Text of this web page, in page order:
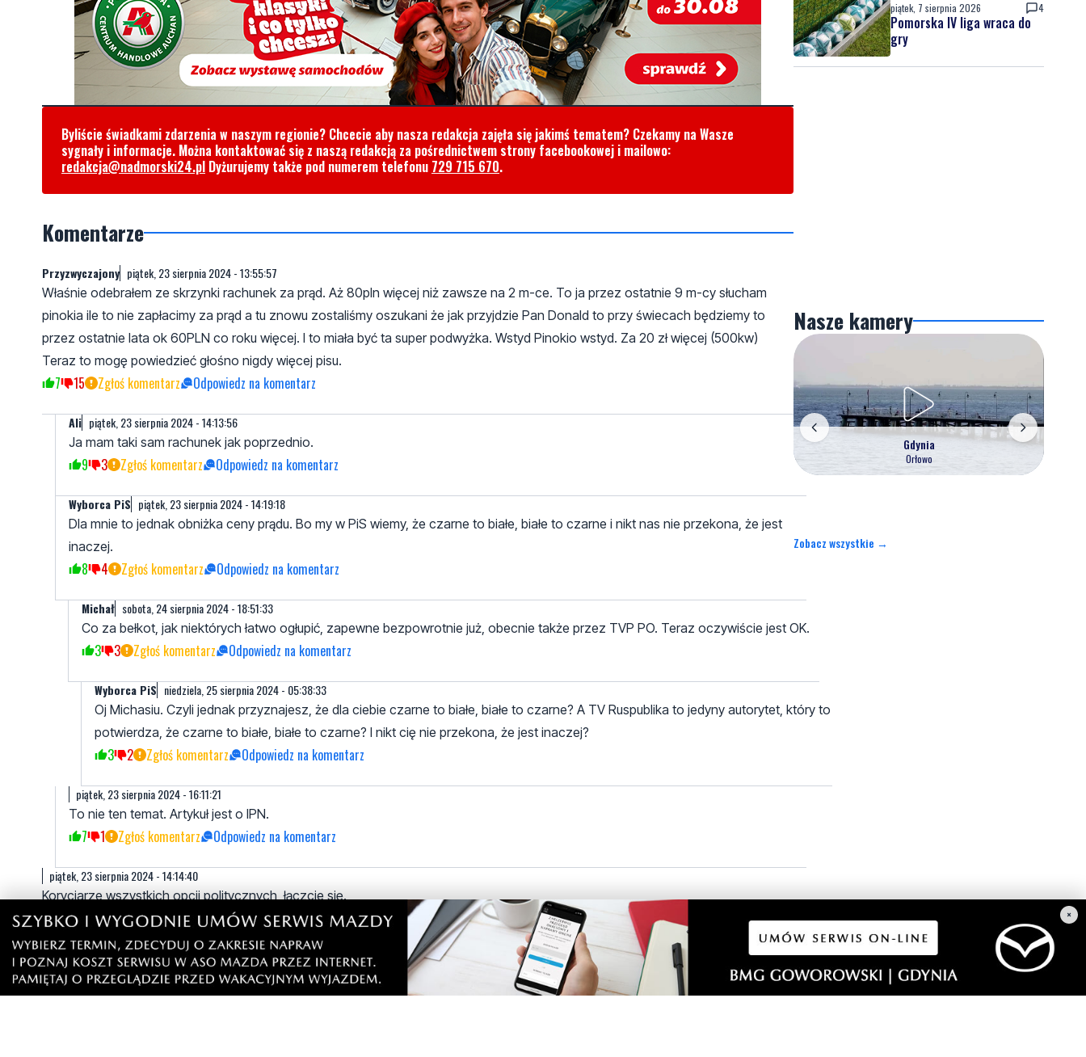
Byliście świadkami zdarzenia w naszym regionie? Chcecie aby nasza redakcja zajęła się jakimś tematem? Czekamy na Wasze
sygnały i informacje. Można kontaktować się z naszą redakcją za pośrednictwem strony facebookowej i mailowo:
redakcja@nadmorski24.pl Dyżurujemy także pod numerem telefonu 729 715 670.
Komentarze
Przyzwyczajony piątek, 23 sierpnia 2024 - 13:55:57
Właśnie odebrałem ze skrzynki rachunek za prąd. Aż 80pln więcej niż zawsze na 2 m-ce. To ja przez ostatnie 9 m-cy słucham
pinokia ile to nie zapłacimy za prąd a tu znowu zostaliśmy oszukani że jak przyjdzie Pan Donald to przy świecach będziemy to
przez ostatnie lata ok 60PLN co roku więcej. I to miała być ta super podwyżka. Wstyd Pinokio wstyd. Za 20 zł więcej (500kw)
Teraz to mogę powiedzieć głośno nigdy więcej pisu.
7 15 Zgłoś komentarz Odpowiedz na komentarz
AIi piątek, 23 sierpnia 2024 - 14:13:56
Ja mam taki sam rachunek jak poprzednio.
9 3 Zgłoś komentarz Odpowiedz na komentarz
Wyborca PiS piątek, 23 sierpnia 2024 - 14:19:18
Dla mnie to jednak obniżka ceny prądu. Bo my w PiS wiemy, że czarne to białe, białe to czarne i nikt nas nie przekona, że jest
inaczej.
8 4 Zgłoś komentarz Odpowiedz na komentarz
Michał sobota, 24 sierpnia 2024 - 18:51:33
Co za bełkot, jak niektórych łatwo ogłupić, zapewne bezpowrotnie już, obecnie także przez TVP PO. Teraz oczywiście jest OK.
3 3 Zgłoś komentarz Odpowiedz na komentarz
Wyborca PiS niedziela, 25 sierpnia 2024 - 05:38:33
Oj Michasiu. Czyli jednak przyznajesz, że dla ciebie czarne to białe, białe to czarne? A TV Ruspublika to jedyny autorytet, który to
potwierdza, że czarne to białe, białe to czarne? I nikt cię nie przekona, że jest inaczej?
3 2 Zgłoś komentarz Odpowiedz na komentarz
piątek, 23 sierpnia 2024 - 16:11:21
To nie ten temat. Artykuł jest o IPN.
7 1 Zgłoś komentarz Odpowiedz na komentarz
piątek, 23 sierpnia 2024 - 14:14:40
Koryciarze wszystkich opcji politycznych, łączcie się.
8 3 Zgłoś komentarz Odpowiedz na komentarz
Pad piątek, 23 sierpnia 2024 - 14:55:41
O swoich się nie zapomina...
8 6 Zgłoś komentarz Odpowiedz na komentarz
piątek, 7 sierpnia 2026 4
Pomorska IV liga wraca do
gry
Nasze kamery
Gdynia
Orłowo
Zobacz wszystkie →
×